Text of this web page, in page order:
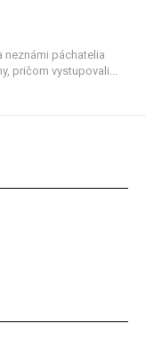
neznámi páchatelia
pričom vystupovali...